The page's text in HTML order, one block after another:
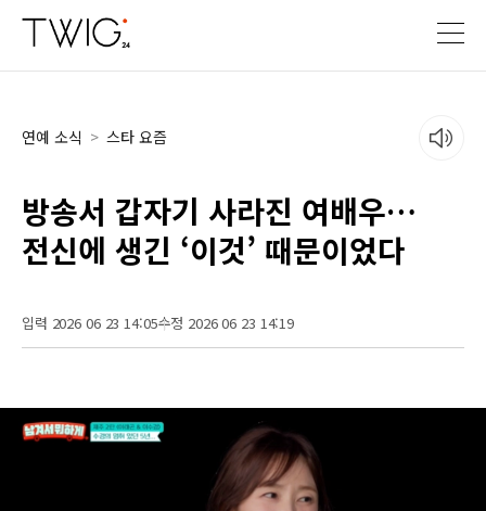
연예 소식 > 스타 요즘
방송서 갑자기 사라진 여배우…
전신에 생긴 ‘이것’ 때문이었다
입력 2026 06 23 14:05수정 2026 06 23 14:19